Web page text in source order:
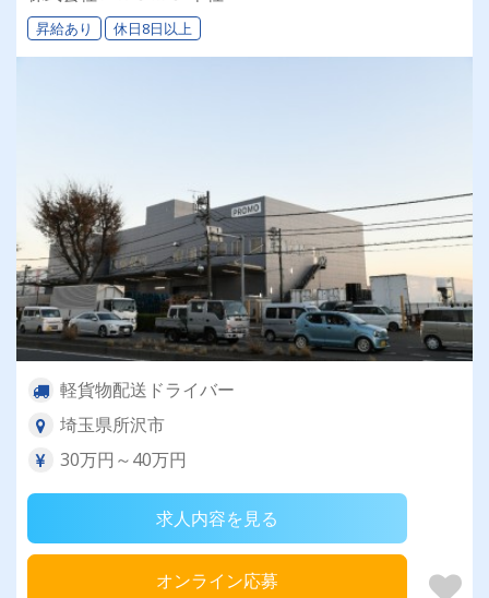
昇給あり 休日8日以上
軽貨物配送ドライバー
埼玉県所沢市
30万円～40万円
求人内容を見る
オンライン応募